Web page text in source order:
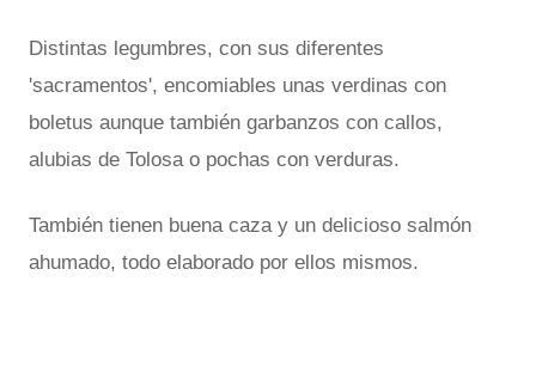
Distintas legumbres, con sus diferentes
'sacramentos', encomiables unas verdinas con
boletus aunque también garbanzos con callos,
alubias de Tolosa o pochas con verduras.
También tienen buena caza y un delicioso salmón
ahumado, todo elaborado por ellos mismos.